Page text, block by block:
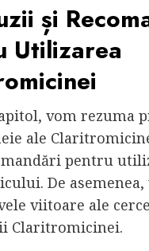
și
Utilizarea
vom rezuma
ale
pentru
De
viitoare ale
Claritromicinei.